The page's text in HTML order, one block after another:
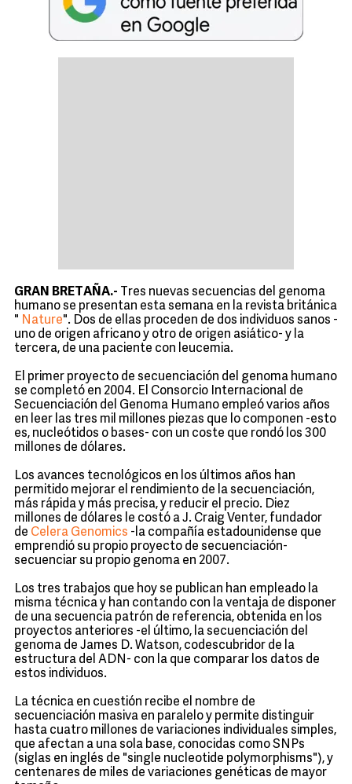
GRAN BRETAÑA.-
Tres nuevas secuencias del genoma
humano se presentan esta semana en la revista británica
" Nature". Dos de ellas proceden de dos individuos sanos -
uno de origen africano y otro de origen asiático- y la
tercera, de una paciente con leucemia.
El primer proyecto de secuenciación del genoma humano
se completó en 2004. El Consorcio Internacional de
Secuenciación del Genoma Humano empleó varios años
en leer las tres mil millones piezas que lo componen -esto
es, nucleótidos o bases- con un coste que rondó los 300
millones de dólares.
Los avances tecnológicos en los últimos años han
permitido mejorar el rendimiento de la secuenciación,
más rápida y más precisa, y reducir el precio. Diez
millones de dólares le costó a J. Craig Venter, fundador
de Celera Genomics -la compañía estadounidense que
emprendió su propio proyecto de secuenciación-
secuenciar su propio genoma en 2007.
Los tres trabajos que hoy se publican han empleado la
misma técnica y han contando con la ventaja de disponer
de una secuencia patrón de referencia, obtenida en los
proyectos anteriores -el último, la secuenciación del
genoma de James D. Watson, codescubridor de la
estructura del ADN- con la que comparar los datos de
estos individuos.
La técnica en cuestión recibe el nombre de
secuenciación masiva en paralelo y permite distinguir
hasta cuatro millones de variaciones individuales simples,
que afectan a una sola base, conocidas como SNPs
(siglas en inglés de "single nucleotide polymorphisms"), y
centenares de miles de variaciones genéticas de mayor